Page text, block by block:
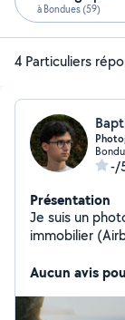
à Bondues (59)
4 Particuliers
-/
Présentation
Je suis un
immobilier
Aucun avis